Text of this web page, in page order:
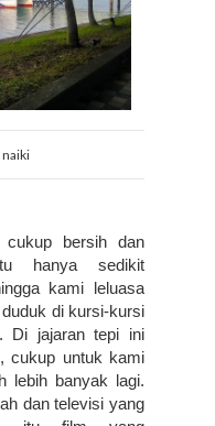
naiki
cukup bersih dan
hanya sedikit
kami leluasa
di kursi-kursi
Di jajaran tepi ini
cukup untuk kami
lebih banyak lagi.
dan televisi yang